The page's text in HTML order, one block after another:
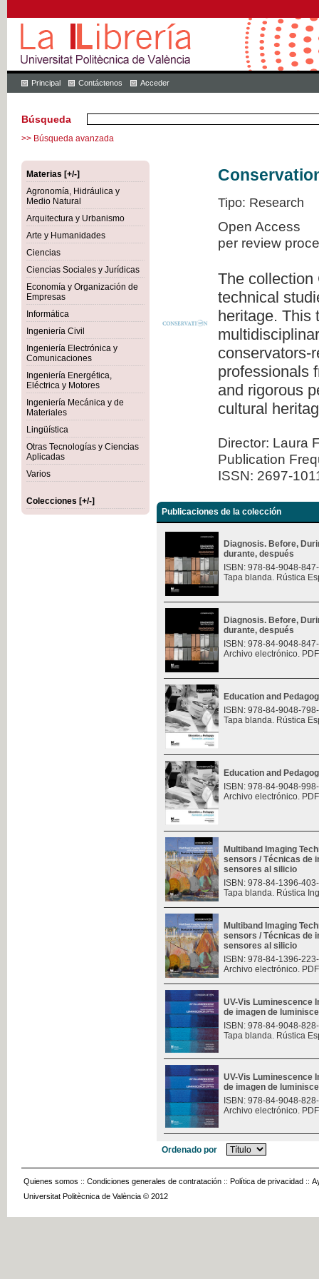
Principal Contáctenos Acceder
Búsqueda
>> Búsqueda avanzada
Materias [+/-]
Agronomía, Hidráulica y
Medio Natural
Arquitectura y Urbanismo
Arte y Humanidades
Ciencias
Ciencias Sociales y Jurídicas
Economía y Organización de
Empresas
Informática
Ingeniería Civil
Ingeniería Electrónica y
Comunicaciones
Ingeniería Energética,
Eléctrica y Motores
Ingeniería Mecánica y de
Materiales
Lingüística
Otras Tecnologías y Ciencias
Aplicadas
Varios
Colecciones [+/-]
Tipo: Research
Open Access
per review
The collection
technical
heritage. This
conservators-
professionals
and rigorous
cultural
Director: Laura
Publication
ISSN: 2697-
Publicaciones de la colección
Diagnosis. Before,
durante, después
ISBN: 978-84-9048-
Tapa blanda. Rústica
Diagnosis. Before,
durante, después
ISBN: 978-84-9048-
Archivo electrónico.
Education and
ISBN: 978-84-9048-
Tapa blanda. Rústica
Education and
ISBN: 978-84-9048-
Archivo electrónico.
Multiband Imaging
sensors / Técnicas de
sensores al silicio
ISBN: 978-84-1396-
Tapa blanda. Rústica
Multiband Imaging
sensors / Técnicas de
sensores al silicio
ISBN: 978-84-1396-
Archivo electrónico.
UV-Vis Luminescence
de imagen de
ISBN: 978-84-9048-
Tapa blanda. Rústica
UV-Vis Luminescence
de imagen de
ISBN: 978-84-9048-
Archivo electrónico.
Ordenado por
Quienes somos :: Condiciones generales de contratación :: Política de privacidad ::
Universitat Politècnica de València © 2012